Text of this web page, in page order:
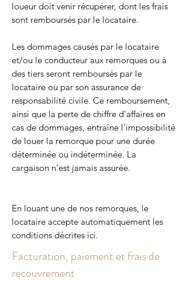
loueur doit venir récupérer, dont les frais
sont remboursés par le locataire.
Les dommages causés par le locataire
et/ou le conducteur aux remorques ou à
des tiers seront remboursés par le
locataire ou par son assurance de
responsabilité civile. Ce remboursement,
ainsi que la perte de chiffre d'affaires en
cas de dommages, entraîne l'impossibilité
de louer la remorque pour une durée
déterminée ou indéterminée. La
cargaison n'est jamais assurée.
En louant une de nos remorques, le
locataire accepte automatiquement les
conditions décrites ici.
Facturation, paiement et frais de
recouvrement